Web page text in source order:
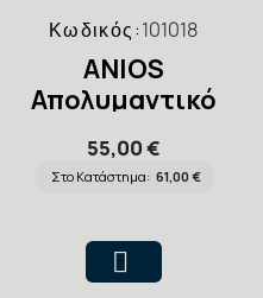
Κωδικός:101018
ANIOS
Απολυμαντικό
Συμπυκνωμένο
Surfanios
55,00 €
Στο Κατάστημα: 61,00 €